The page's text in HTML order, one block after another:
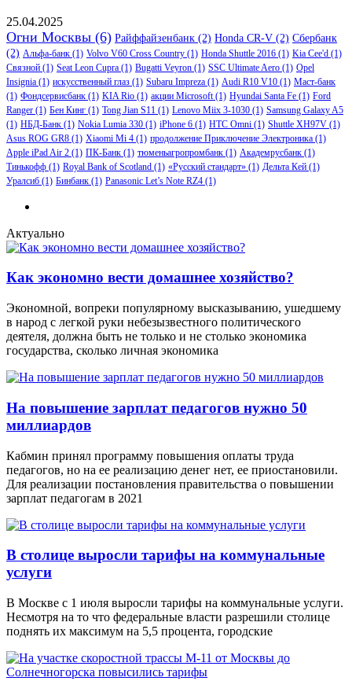
25.04.2025
Огни Москвы (6) Райффайзенбанк (2) Honda CR-V (2) Сбербанк
(2) Альфа-банк (1) Volvo V60 Cross Country (1) Honda Shuttle 2016 (1) Kia Cee'd (1)
Связной (1) Seat Leon Cupra (1) Bugatti Veyron (1) SSC Ultimate Aero (1) Opel
Insignia (1) искусственный глаз (1) Subaru Impreza (1) Audi R10 V10 (1) Маст-банк
(1) Фондсервисбанк (1) KIA Rio (1) акции Microsoft (1) Hyundai Santa Fe (1) Ford
Ranger (1) Бен Кинг (1) Tong Jian S11 (1) Lenovo Miix 3-1030 (1) Samsung Galaxy A5
(1) НБД-Банк (1) Nokia Lumia 330 (1) iPhone 6 (1) HTC Omni (1) Shuttle XH97V (1)
Asus ROG GR8 (1) Xiaomi Mi 4 (1) продолжение Приключение Электроника (1)
Apple iPad Air 2 (1) ПК-Банк (1) тюменьагропромбанк (1) Академрусбанк (1)
Тинькофф (1) Royal Bank of Scotland (1) «Русский стандарт» (1) Дельта Кей (1)
Уралсиб (1) Бинбанк (1) Panasonic Let’s Note RZ4 (1)
Актуально
Как экономно вести домашнее хозяйство?
Экономной, вопреки популярному высказыванию, ушедшему
в народ с легкой руки небезызвестного политического
деятеля, должна быть не только и не столько экономика
государства, сколько личная экономика
На повышение зарплат педагогов нужно 50
миллиардов
Кабмин принял программу повышения оплаты труда
педагогов, но на ее реализацию денег нет, ее приостановили.
Для реализации постановления правительства о повышении
зарплат педагогам в 2021
В столице выросли тарифы на коммунальные
услуги
В Москве с 1 июля выросли тарифы на коммунальные услуги.
Несмотря на то что федеральные власти разрешили столице
поднять их максимум на 5,5 процента, городские